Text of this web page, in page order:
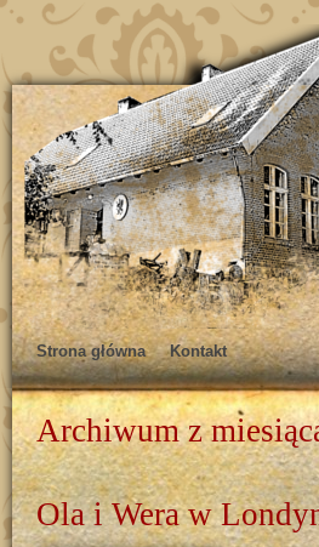
Strona główna Kontakt
Archiwum z
Ola i Wera w